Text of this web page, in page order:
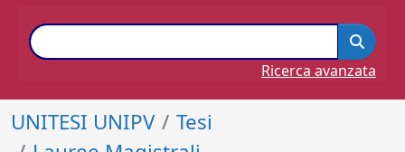
Ricerca avanzata
UNITESI UNIPV
Tesi